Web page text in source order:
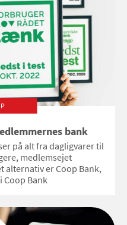
bank
på alt fra dagligvarer til
medlemsejet
alternativ er Coop Bank,
Coop Bank